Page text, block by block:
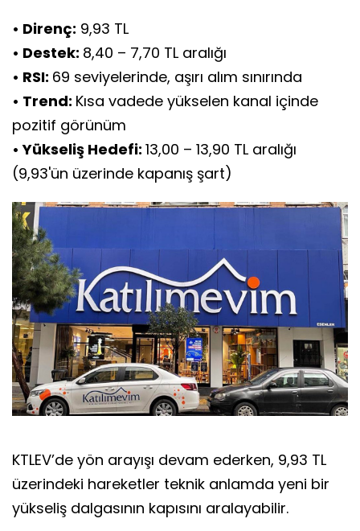
• Direnç: 9,93 TL
• Destek: 8,40 – 7,70 TL aralığı
• RSI: 69 seviyelerinde, aşırı alım sınırında
• Trend: Kısa vadede yükselen kanal içinde
pozitif görünüm
• Yükseliş Hedefi: 13,00 – 13,90 TL aralığı
(9,93'ün üzerinde kapanış şart)
KTLEV’de yön arayışı devam ederken, 9,93 TL
üzerindeki hareketler teknik anlamda yeni bir
yükseliş dalgasının kapısını aralayabilir.